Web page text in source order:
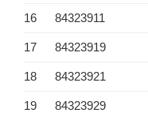
16 84323911
17 84323919
18 84323921
19 84323929